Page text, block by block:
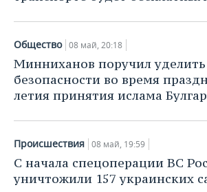
Общество 08 май, 20:18
Минниханов поручил
безопасности во время
летия принятия ислама
Происшествия 08 май, 19:59
С начала спецоперации ВС
уничтожили 157 украинских